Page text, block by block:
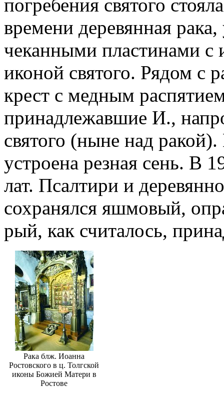
погребения святого
времени деревянная
чеканными пластинами с
иконой святого. Рядом с
крест с медным
принадлежавшие И.,
святого (ныне над
устроена резная сень. В
лат. Псалтири и
сохранялся яшмовый,
рый, как считалось,
Рака блж. Иоанна
Ростовского в ц. Толгской
иконы Божией Матери в
Ростове